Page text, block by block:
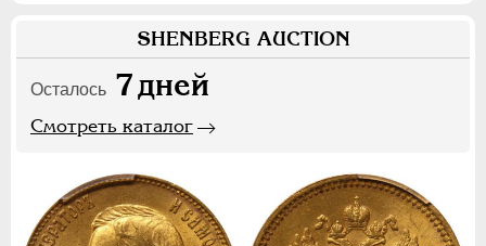
SHENBERG AUCTION
Осталось 7дней
Смотреть каталог